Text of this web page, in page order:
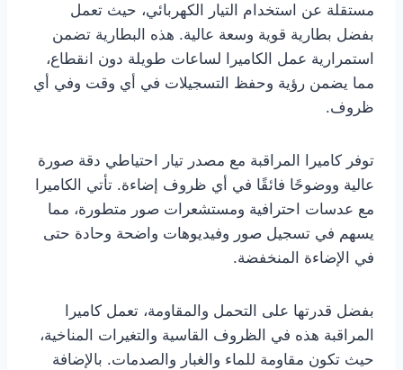
مستقلة عن استخدام التيار الكهربائي، حيث تعمل
بفضل بطارية قوية وسعة عالية. هذه البطارية تضمن
استمرارية عمل الكاميرا لساعات طويلة دون انقطاع،
مما يضمن رؤية وحفظ التسجيلات في أي وقت وفي أي
ظروف.
توفر كاميرا المراقبة مع مصدر تيار احتياطي دقة صورة
عالية ووضوحًا فائقًا في أي ظروف إضاءة. تأتي الكاميرا
مع عدسات احترافية ومستشعرات صور متطورة، مما
يسهم في تسجيل صور وفيديوهات واضحة وحادة حتى
في الإضاءة المنخفضة.
بفضل قدرتها على التحمل والمقاومة، تعمل كاميرا
المراقبة هذه في الظروف القاسية والتغيرات المناخية،
حيث تكون مقاومة للماء والغبار والصدمات. بالإضافة